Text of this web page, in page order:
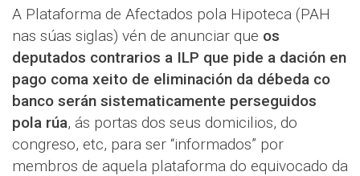
A Plataforma de Afectados pola Hipoteca (PAH
nas súas siglas) vén de anunciar que os
deputados contrarios a ILP que pide a dación en
pago coma xeito de eliminación da débeda co
banco serán sistematicamente perseguidos
pola rúa, ás portas dos seus domicilios, do
congreso, etc, para ser “informados” por
membros de aquela plataforma do equivocado da